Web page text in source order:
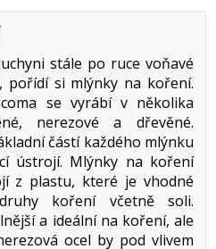
stále po ruce voňavé
pořídí si mlýnky na koření.
se vyrábí v několika
nerezové a dřevěné.
částí každého mlýnku
ústrojí. Mlýnky na koření
z plastu, které je vhodné
koření včetně soli.
a ideální na koření, ale
ocel by pod vlivem